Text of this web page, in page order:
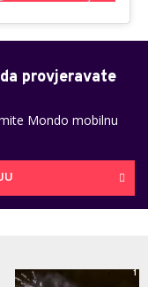
provjeravate
Mondo mobilnu
1